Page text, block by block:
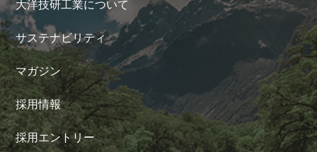
大洋技研工業について
サステナビリティ
マガジン
採用情報
採用エントリー